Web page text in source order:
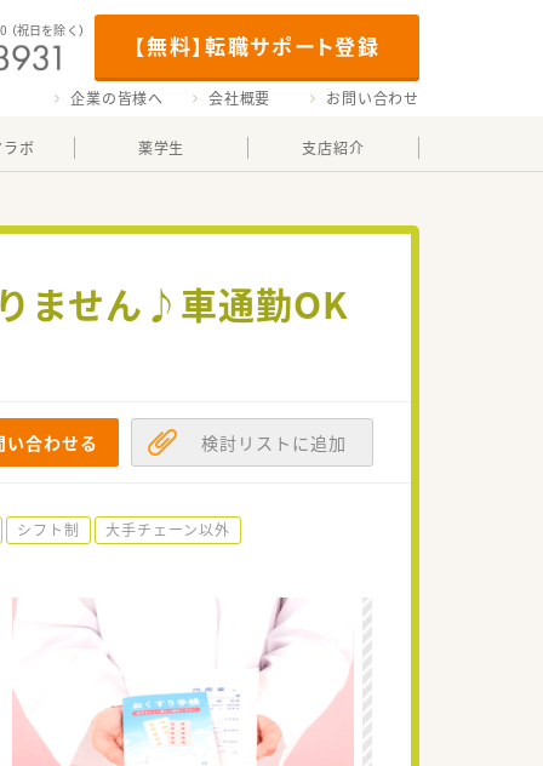
【無料】転職サポート登録
（祝日を除く）
企業の皆様へ 会社概要 お問い合わせ
ボ 薬学生 支店紹介
ません♪車通勤OK
い合わせる 検討リストに追加
シフト制
大手チェーン以外